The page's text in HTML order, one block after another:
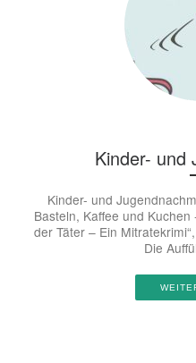
Kinder- und
Kinder- und
Basteln, Kaffee und Kuchen
der Täter – Ein
Die